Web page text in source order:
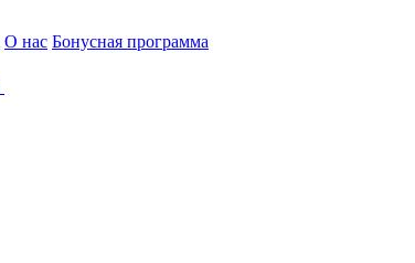
О нас Бонусная программа